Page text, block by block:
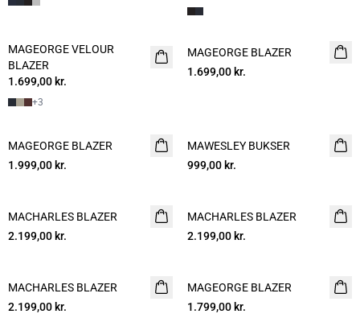
MAGEORGE VELOUR
BLAZER
1.699,00 kr.
+3
MAGEORGE BLAZER
1.699,00 kr.
MAGEORGE BLAZER
1.999,00 kr.
NYHED
MAWESLEY BUKSER
999,00 kr.
NYHED
MACHARLES BLAZER
2.199,00 kr.
NYHED
MACHARLES BLAZER
2.199,00 kr.
NYHED
MACHARLES BLAZER
2.199,00 kr.
MAGEORGE BLAZER
1.799,00 kr.